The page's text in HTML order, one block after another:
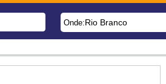
Onde:Rio Branco